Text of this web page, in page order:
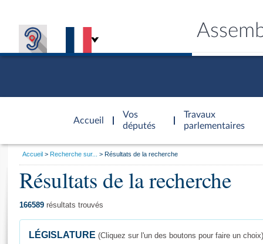
Accueil
d'accueil
Vos
députés
Travaux
parlementaires
Général
Vous
Accueil Recherche sur... Résultats de la recherche
Résultats de la recherche
166589 résultats trouvés
LÉGISLATURE (Cliquez sur l'un des boutons pour faire un choix)